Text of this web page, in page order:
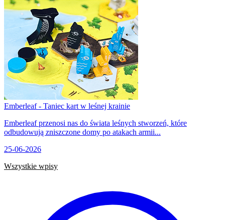
Emberleaf - Taniec kart w leśnej krainie
Emberleaf przenosi nas do świata leśnych stworzeń, które
odbudowują zniszczone domy po atakach armii...
25-06-2026
Wszystkie wpisy